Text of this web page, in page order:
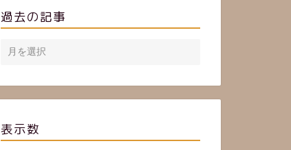
過去の記事
表示数